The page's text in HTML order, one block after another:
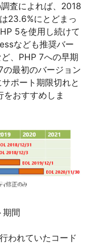
査によれば、2018
23.6%にとどまっ
5を使用し続けて
なども推奨バー
、PHP 7への早期
最初のバージョン
ポート期限切れと
おすすめしま
期間
われていたコード